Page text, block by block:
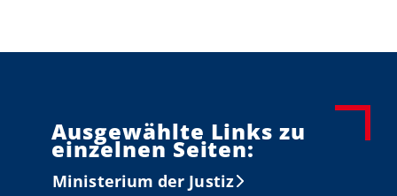
Ausgewählte Links zu
einzelnen Seiten:
Ministerium der Justiz